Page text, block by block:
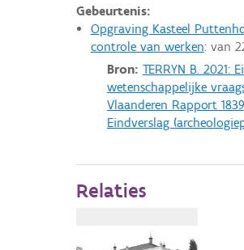
Gebeurtenis:
Opgraving Kasteel
controle van werken: van
Bron: TERRYN B.
wetenschappelijke
Vlaanderen Rapport
Eindverslag
Relaties